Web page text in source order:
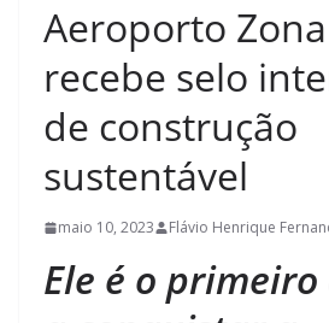
Aeroporto
recebe selo
de construção
sustentável
maio 10, 2023 Flávio Henrique
Ele é o